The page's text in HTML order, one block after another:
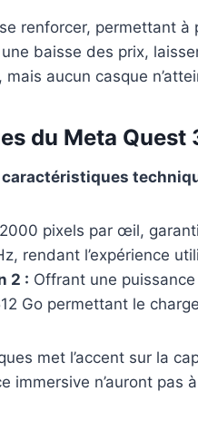
renforcer, permettant
baisse des prix,
aucun casque
du Meta Quest
caractéristiques
pixels par œil,
rendant l’expérience
2 : Offrant une
Go permettant le
met l’accent sur la
immersive n’auront